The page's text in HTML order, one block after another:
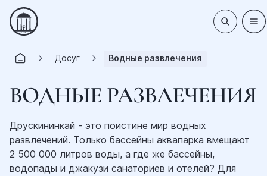
Досуг Водные развлечения
ВОДНЫЕ РАЗВЛЕЧЕНИЯ
Друскининкай - это поистине мир водных
развлечений. Только бассейны аквапарка вмещают
2 500 000 литров воды, а где же бассейны,
водопады и джакузи санаториев и отелей? Для